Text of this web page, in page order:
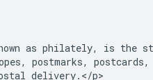
as philately, is the
postmarks, postcards,
delivery.</p>